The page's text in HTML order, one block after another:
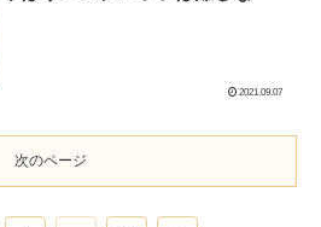
2021.09.07
次のページ